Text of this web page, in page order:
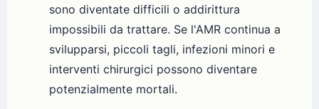
sono diventate difficili o addirittura
impossibili da trattare. Se l'AMR continua a
svilupparsi, piccoli tagli, infezioni minori e
interventi chirurgici possono diventare
potenzialmente mortali.